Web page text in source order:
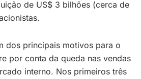
de US$ 3 bilhões (cerca de
dos principais motivos para o
por conta da queda nas vendas
interno. Nos primeiros três